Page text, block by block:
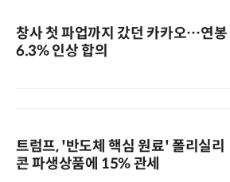
창사 첫 파업까지 갔던 카카오…연봉
6.3% 인상 합의
트럼프, '반도체 핵심 원료' 폴리실리
콘 파생상품에 15% 관세